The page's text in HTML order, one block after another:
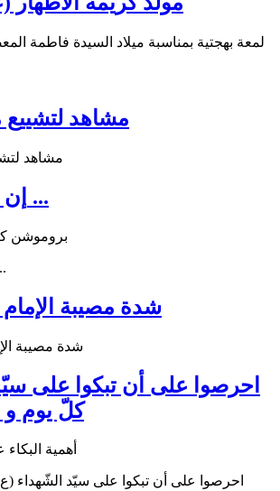
لمعة بهجتية بمناسبة ميلاد السيدة فاطمة
مشاهد لتشييع
إن جدي الحسين ...
بروموشن
شدة مصيبة
احرصوا على أن تبكوا على
كلّ يوم و
أهمية